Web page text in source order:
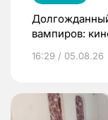
вампиров:
16:29 / 05.08.26